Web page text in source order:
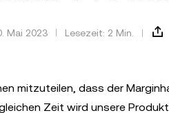
Mai 2023 Lesezeit: 2 Min.
mitzuteilen, dass der
Zeit wird unsere